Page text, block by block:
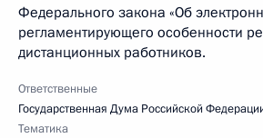
Федерального закона «Об
регламентирующего особенности
дистанционных работников.
Ответственные
Государственная Дума Российской
Тематика